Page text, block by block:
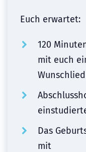
Euch erwartet:
120
mit euch
Wunschlied
Das
mit